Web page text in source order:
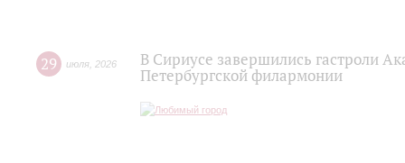
29 июля 2026
В Сириусе завершились гастроли
Петербургской филармонии